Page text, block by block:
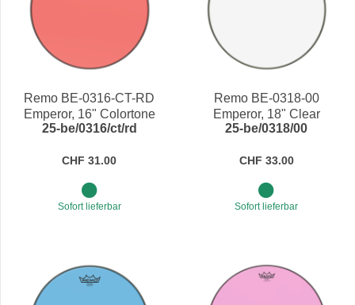
Remo BE-0316-CT-RD
Emperor, 16" Colortone
Red
25-be/0316/ct/rd
CHF 31.00
Sofort lieferbar
Remo BE-0318-00
Emperor, 18" Clear
25-be/0318/00
CHF 33.00
Sofort lieferbar